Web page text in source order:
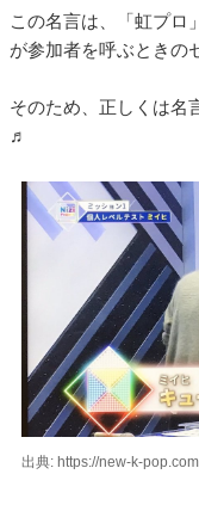
この名言は、「虹プロ
が参加者を呼ぶときの
そのため、正しくは名
♬
出典: https://new-k-pop.com